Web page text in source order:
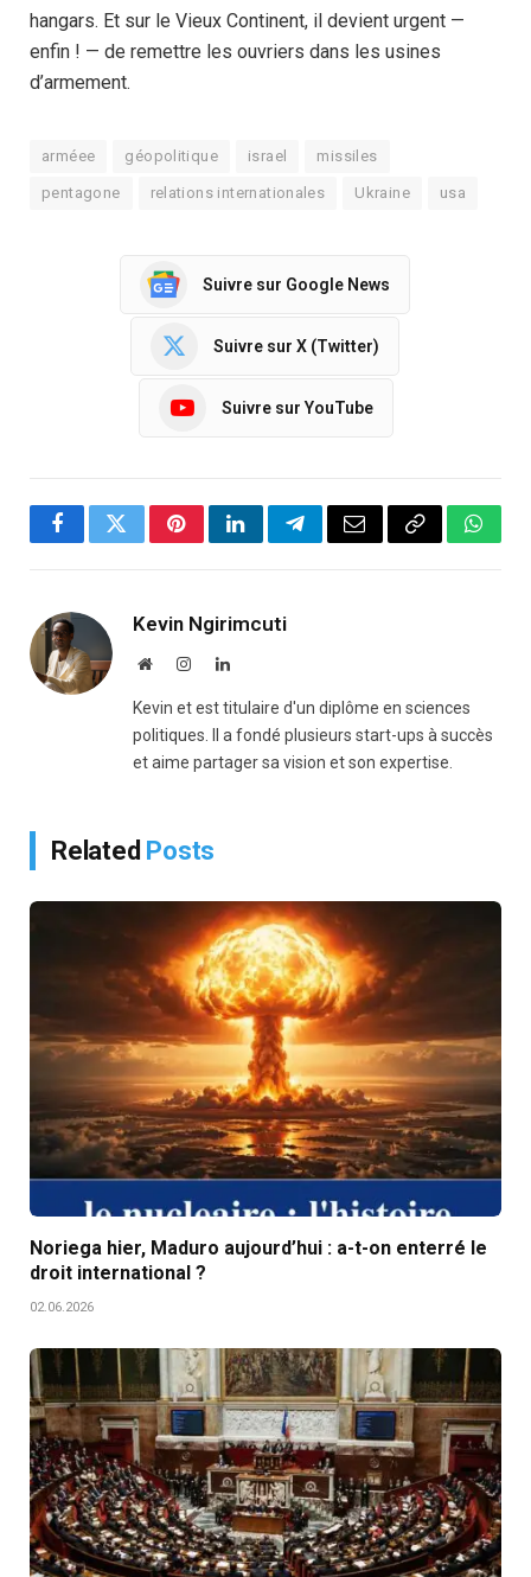
hangars. Et sur le Vieux Continent, il devient urgent —
enfin ! — de remettre les ouvriers dans les usines
d’armement.
arméee géopolitique israel missiles
pentagone relations internationales Ukraine usa
Suivre sur Google News
Suivre sur X (Twitter)
Suivre sur YouTube
FacebookTwitterPinterestLinkedInTelegramEmail Copy
Kevin Ngirimcuti
WebsiteInstagramLinkedIn
Kevin et est titulaire d'un diplôme en sciences
politiques. Il a fondé plusieurs start-ups à succès
et aime partager sa vision et son expertise.
Related Posts
Noriega hier, Maduro aujourd’hui : a-t-on enterré le
droit international ?
02.06.2026